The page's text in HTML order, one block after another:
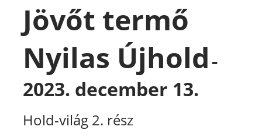
Jövőt termő
Nyilas Újhold-
2023. december 13.
Hold-világ 2. rész